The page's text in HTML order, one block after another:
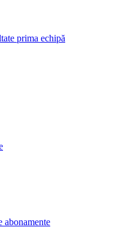
prima echipă
abonamente